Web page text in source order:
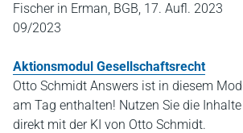
Fischer in Erman, BGB, 17. Aufl. 2023
09/2023
Aktionsmodul Gesellschaftsrecht
Otto Schmidt Answers ist in diesem
am Tag enthalten! Nutzen Sie die
direkt mit der KI von Otto Schmidt.